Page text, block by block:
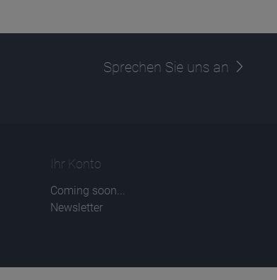
Sprechen Sie uns an
Ihr Konto
Coming soon...
Newsletter